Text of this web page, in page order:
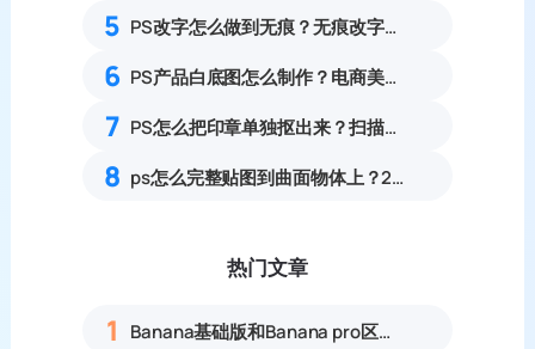
5 PS改字怎么做到无痕？无痕改字的3种方法
6 PS产品白底图怎么制作？电商美工6步流程
7 PS怎么把印章单独抠出来？扫描件公章透明底抠图完整指南
8 ps怎么完整贴图到曲面物体上？2中方法快速贴图
热门文章
1 Banana基础版和Banana pro区别对比丨具体案例应用+使用教程